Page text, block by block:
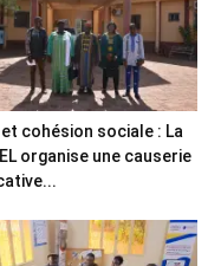
et cohésion sociale : La
organise une causerie